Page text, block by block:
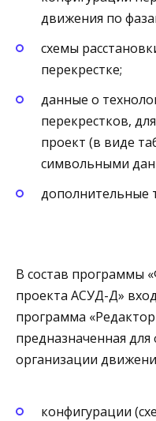
движения по
схемы
перекрестке;
данные о
перекрестков,
проект (в виде
символьными
дополнительные
В состав программы
проекта АСУД-Д»
программа
предназначенная
организации
конфигурации